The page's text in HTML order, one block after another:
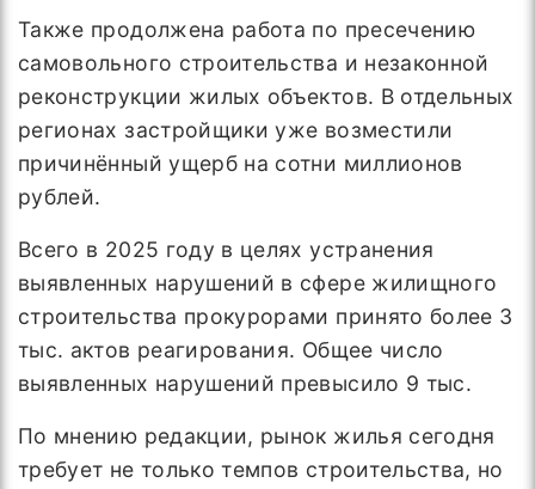
Также продолжена работа по пресечению
самовольного строительства и незаконной
реконструкции жилых объектов. В отдельных
регионах застройщики уже возместили
причинённый ущерб на сотни миллионов
рублей.
Всего в 2025 году в целях устранения
выявленных нарушений в сфере жилищного
строительства прокурорами принято более 3
тыс. актов реагирования. Общее число
выявленных нарушений превысило 9 тыс.
По мнению редакции, рынок жилья сегодня
требует не только темпов строительства, но